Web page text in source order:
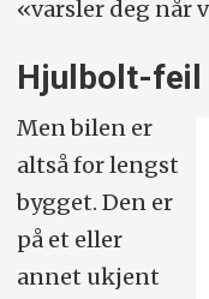
«varsler deg når
Hjulbolt-feil
Men bilen er
altså for lengst
bygget. Den er
på et eller
annet ukjent